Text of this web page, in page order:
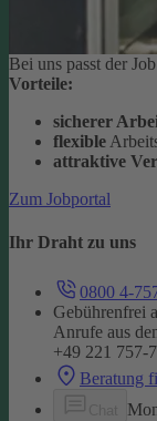
Bei uns passt der
Vorteile:
sicherer
flexible
attraktive
Zum Jobportal
Ihr Draht zu uns
0800 4-
Gebührenfrei
Anrufe aus
+49 221 757-
Beratung